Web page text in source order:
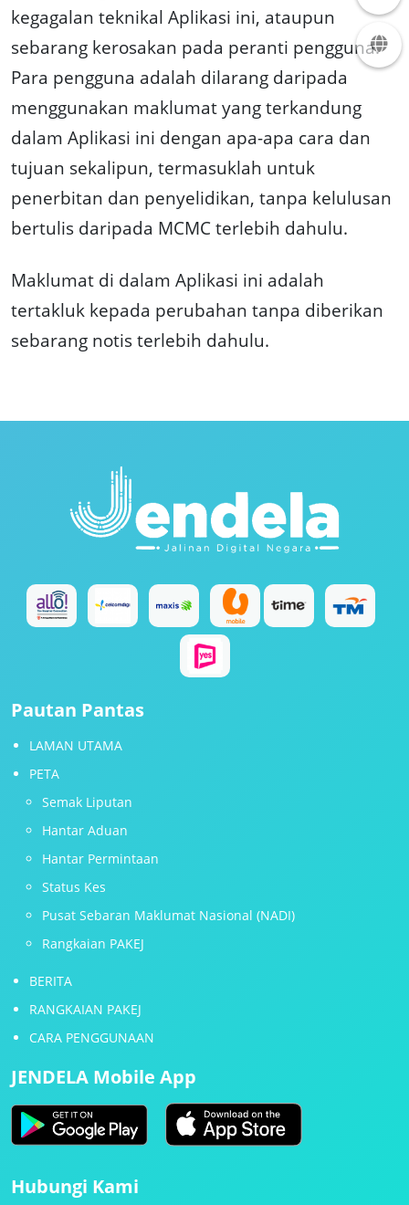
kegagalan teknikal Aplikasi ini, ataupun
sebarang kerosakan pada peranti pengguna.
Para pengguna adalah dilarang daripada
menggunakan maklumat yang terkandung
dalam Aplikasi ini dengan apa-apa cara dan
tujuan sekalipun, termasuklah untuk
penerbitan dan penyelidikan, tanpa kelulusan
bertulis daripada MCMC terlebih dahulu.
Maklumat di dalam Aplikasi ini adalah
tertakluk kepada perubahan tanpa diberikan
sebarang notis terlebih dahulu.
Pautan Pantas
LAMAN UTAMA
PETA
Semak Liputan
Hantar Aduan
Hantar Permintaan
Status Kes
Pusat Sebaran Maklumat Nasional (NADI)
Rangkaian PAKEJ
BERITA
RANGKAIAN PAKEJ
CARA PENGGUNAAN
JENDELA Mobile App
Hubungi Kami